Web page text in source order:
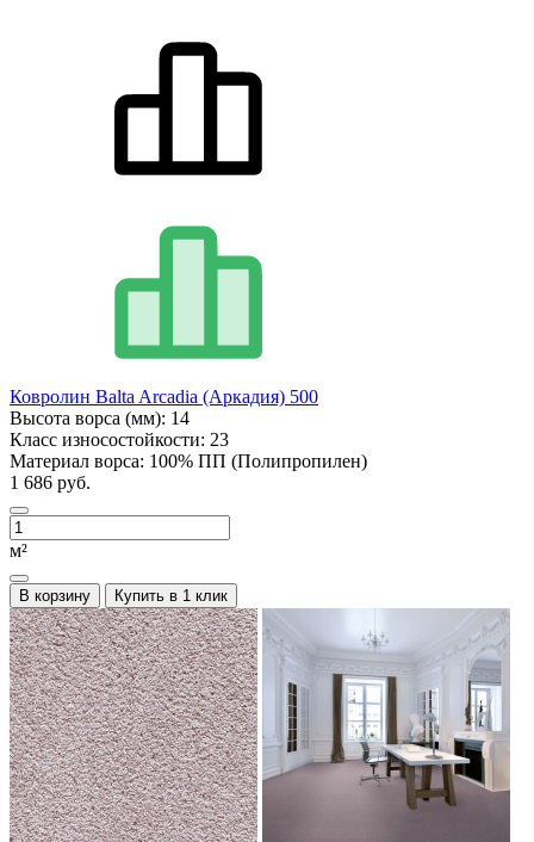
Ковролин Balta Arcadia (Аркадия) 500
Высота ворса (мм): 14
Класс износостойкости: 23
Материал ворса: 100% ПП (Полипропилен)
1 686 руб.
м²
В корзину Купить в 1 клик